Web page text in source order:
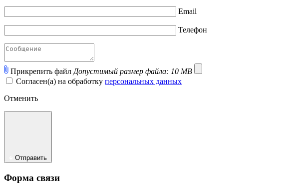
Email
Телефон
Прикрепить файл Допустимый размер файла: 10 MB
Согласен(а) на обработку персональных данных
Отменить
Отправить
Форма связи